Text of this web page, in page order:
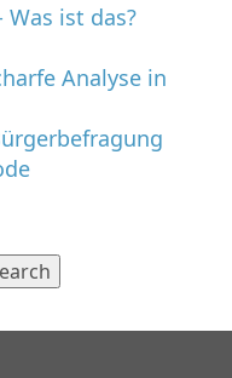
ist das?
Analyse in